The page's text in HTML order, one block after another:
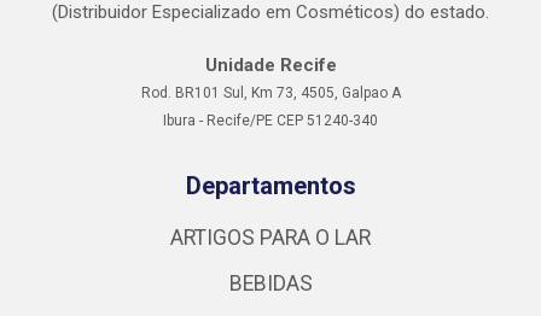
(Distribuidor Especializado em Cosméticos) do estado.
Unidade Recife
Rod. BR101 Sul, Km 73, 4505, Galpao A
Ibura - Recife/PE CEP 51240-340
Departamentos
ARTIGOS PARA O LAR
BEBIDAS